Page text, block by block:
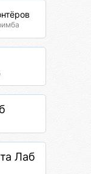
Лаб